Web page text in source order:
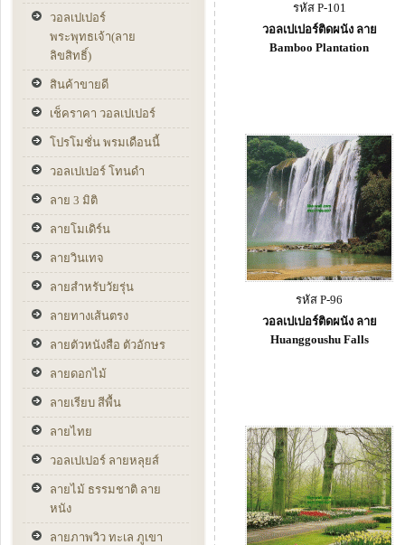
วอลเปเปอร์
พระพุทธเจ้า(ลาย
ลิขสิทธิ์)
สินค้าขายดี
เช็คราคา วอลเปเปอร์
โปรโมชั่น พรมเดือนนี้
วอลเปเปอร์ โทนดำ
ลาย 3 มิติ
ลายโมเดิร์น
ลายวินเทจ
ลายสำหรับวัยรุ่น
ลายทางเส้นตรง
ลายตัวหนังสือ ตัวอักษร
ลายดอกไม้
ลายเรียบ สีพื้น
ลายไทย
วอลเปเปอร์ ลายหลุยส์
ลายไม้ ธรรมชาติ ลาย
หนัง
ลายภาพวิว ทะเล ภูเขา
รหัส P-101
วอลเปเปอร์ติดผนัง ลาย
Bamboo Plantation
รหัส P-96
วอลเปเปอร์ติดผนัง ลาย
Huanggoushu Falls